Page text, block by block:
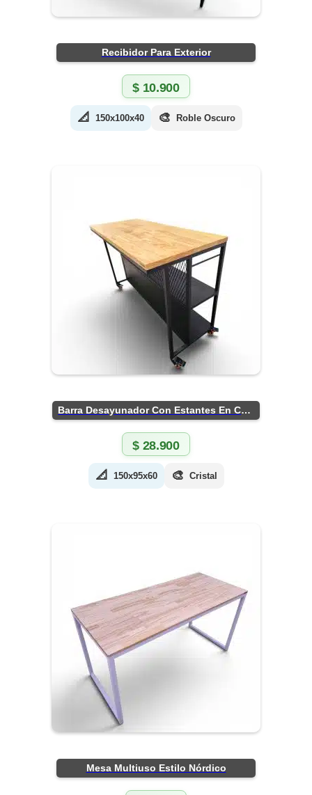
Recibidor Para Exterior
$10.900
📐 150x100x40 🎨 Roble Oscuro
Barra Desayunador Con Estantes En Chapa
$28.900
📐 150x95x60 🎨 Cristal
Mesa Multiuso Estilo Nórdico